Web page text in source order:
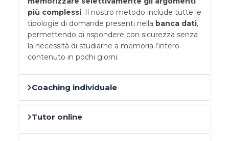
più complessi. Il nostro metodo include tutte le
tipologie di domande presenti nella banca dati,
permettendo di rispondere con sicurezza senza
la necessità di studiarne a memoria l’intero
contenuto in pochi giorni.
Coaching individuale
Tutor online